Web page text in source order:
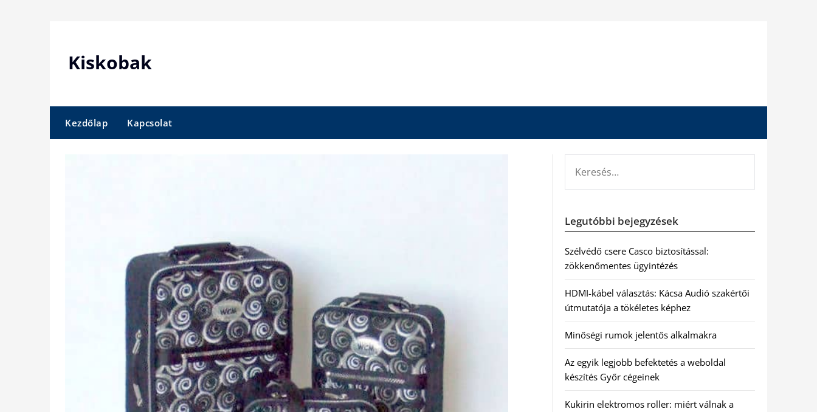
Kiskobak
Kezdőlap Kapcsolat
Legutóbbi bejegyzések
Szélvédő csere Casco biztosítással:
zökkenőmentes ügyintézés
HDMI-kábel választás: Kácsa Audió szakértői
útmutatója a tökéletes képhez
Minőségi rumok jelentős alkalmakra
Az egyik legjobb befektetés a weboldal
készítés Győr cégeinek
Kukirin elektromos roller: miért válnak a